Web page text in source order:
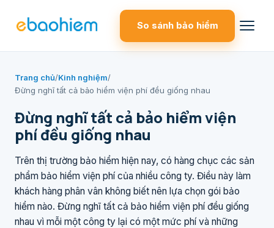
So sánh bảo hiểm
Trang chủ/Kinh nghiệm/
Đừng nghĩ tất cả bảo hiểm viện phí đều giống nhau
Đừng nghĩ tất cả bảo hiểm viện
phí đều giống nhau
Trên thị trường bảo hiểm hiện nay, có hàng chục các sản
phẩm bảo hiểm viện phí của nhiều công ty. Điều này làm
khách hàng phân vân không biết nên lựa chọn gói bảo
hiểm nào. Đừng nghĩ tất cả bảo hiểm viện phí đều giống
nhau vì mỗi một công ty lại có một mức phí và những